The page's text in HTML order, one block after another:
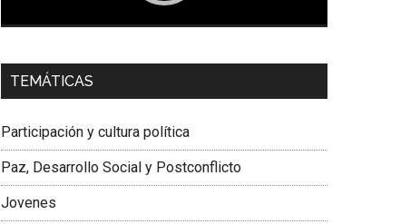
Dra. Carolina Corcho Mejía,
Latinoamericana Sur, Vicepresidenta Federación
TEMÁTICAS
Participación y cultura política
Paz, Desarrollo Social y Postconflicto
Jovenes